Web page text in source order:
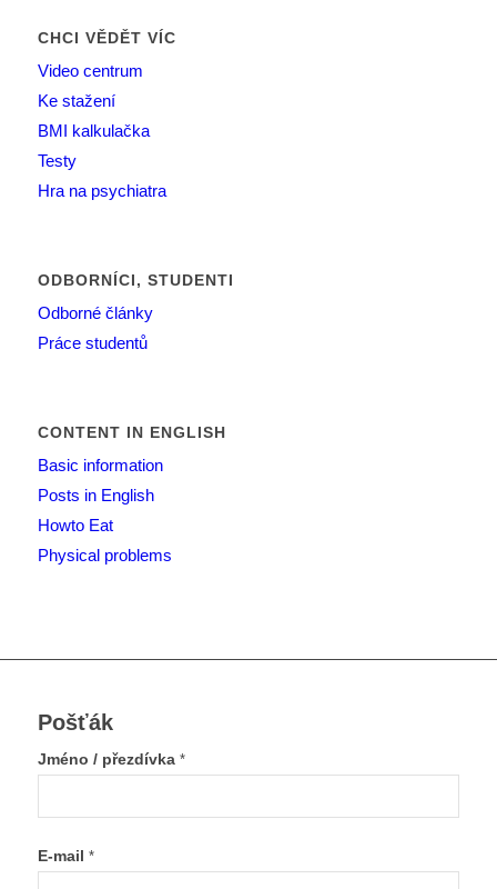
CHCI VĚDĚT VÍC
Video centrum
Ke stažení
BMI kalkulačka
Testy
Hra na psychiatra
ODBORNÍCI, STUDENTI
Odborné články
Práce studentů
CONTENT IN ENGLISH
Basic information
Posts in English
Howto Eat
Physical problems
Pošťák
Jméno / přezdívka *
E-mail *